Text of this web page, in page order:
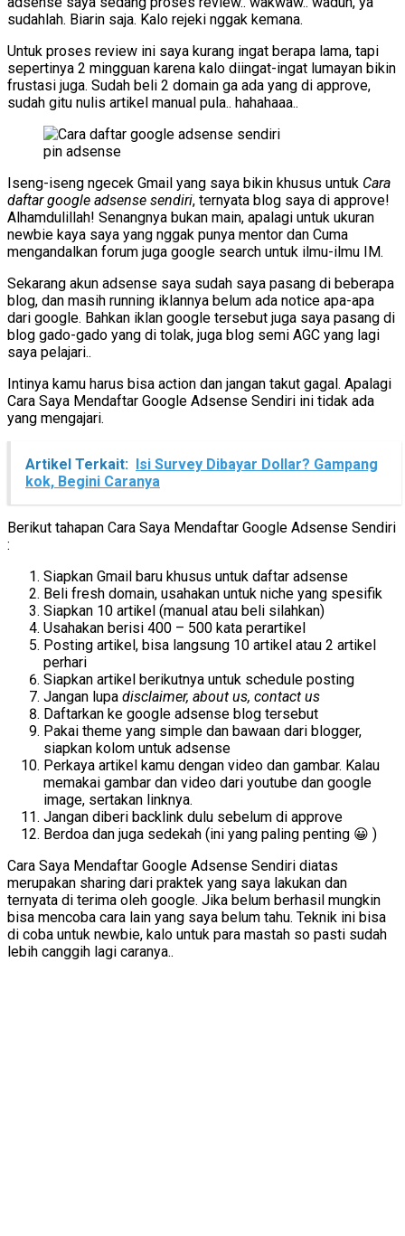
sudahlah. Biarin saja. Kalo rejeki nggak kemana.
Untuk proses review ini saya kurang ingat berapa lama, tapi
sepertinya 2 mingguan karena kalo diingat-ingat lumayan bikin
frustasi juga. Sudah beli 2 domain ga ada yang di approve,
sudah gitu nulis artikel manual pula.. hahahaaa..
pin adsense
Iseng-iseng ngecek Gmail yang saya bikin khusus untuk Cara
daftar google adsense sendiri, ternyata blog saya di approve!
Alhamdulillah! Senangnya bukan main, apalagi untuk ukuran
newbie kaya saya yang nggak punya mentor dan Cuma
mengandalkan forum juga google search untuk ilmu-ilmu IM.
Sekarang akun adsense saya sudah saya pasang di beberapa
blog, dan masih running iklannya belum ada notice apa-apa
dari google. Bahkan iklan google tersebut juga saya pasang di
blog gado-gado yang di tolak, juga blog semi AGC yang lagi
saya pelajari..
Intinya kamu harus bisa action dan jangan takut gagal. Apalagi
Cara Saya Mendaftar Google Adsense Sendiri ini tidak ada
yang mengajari.
Artikel Terkait: Isi Survey Dibayar Dollar? Gampang
kok, Begini Caranya
Berikut tahapan Cara Saya Mendaftar Google Adsense Sendiri
:
Siapkan Gmail baru khusus untuk daftar adsense
Beli fresh domain, usahakan untuk niche yang spesifik
Siapkan 10 artikel (manual atau beli silahkan)
Usahakan berisi 400 – 500 kata perartikel
Posting artikel, bisa langsung 10 artikel atau 2 artikel
perhari
Siapkan artikel berikutnya untuk schedule posting
Jangan lupa disclaimer, about us, contact us
Daftarkan ke google adsense blog tersebut
Pakai theme yang simple dan bawaan dari blogger,
siapkan kolom untuk adsense
Perkaya artikel kamu dengan video dan gambar. Kalau
memakai gambar dan video dari youtube dan google
image, sertakan linknya.
Jangan diberi backlink dulu sebelum di approve
Berdoa dan juga sedekah (ini yang paling penting 😀 )
Cara Saya Mendaftar Google Adsense Sendiri diatas
merupakan sharing dari praktek yang saya lakukan dan
ternyata di terima oleh google. Jika belum berhasil mungkin
bisa mencoba cara lain yang saya belum tahu. Teknik ini bisa
di coba untuk newbie, kalo untuk para mastah so pasti sudah
lebih canggih lagi caranya..